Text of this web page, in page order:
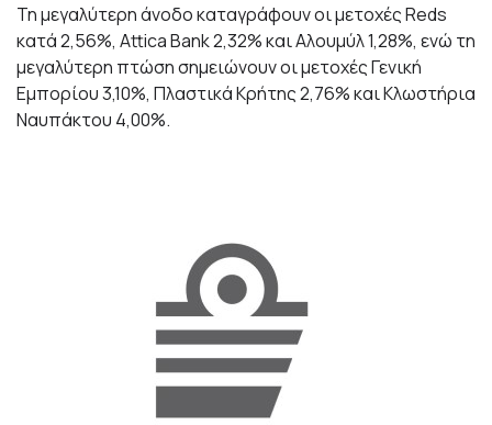
Τη μεγαλύτερη άνοδο καταγράφουν οι μετοχές Reds
κατά 2,56%, Attica Bank 2,32% και Αλουμύλ 1,28%, ενώ τη
μεγαλύτερη πτώση σημειώνουν οι μετοχές Γενική
Εμπορίου 3,10%, Πλαστικά Κρήτης 2,76% και Κλωστήρια
Ναυπάκτου 4,00%.